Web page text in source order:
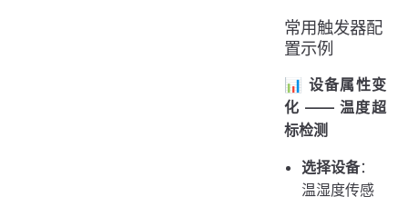
常用触发器配
置示例
📊 设备属性变
化 —— 温度超
标检测
选择设备：
温湿度传感